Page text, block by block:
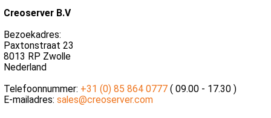
Creoserver B.V
Bezoekadres:
Paxtonstraat 23
8013 RP Zwolle
Nederland
Telefoonnummer: +31 (0) 85 864 0777 ( 09.00 - 17.30 )
E-mailadres: sales@creoserver.com